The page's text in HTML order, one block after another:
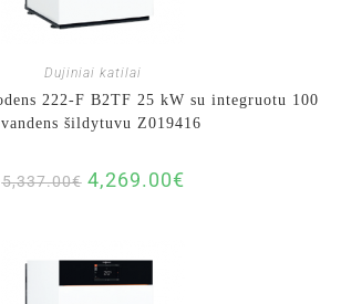
Dujiniai katilai
222-F B2TF 25 kW su integruotu 100
šildytuvu Z019416
5,337.00€ 4,269.00€